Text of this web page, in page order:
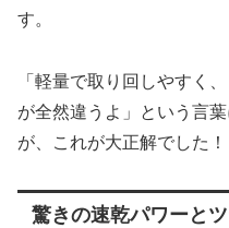
す。
「軽量で取り回しやすく
が全然違うよ」という言
が、これが大正解でした！
驚きの速乾パワーと